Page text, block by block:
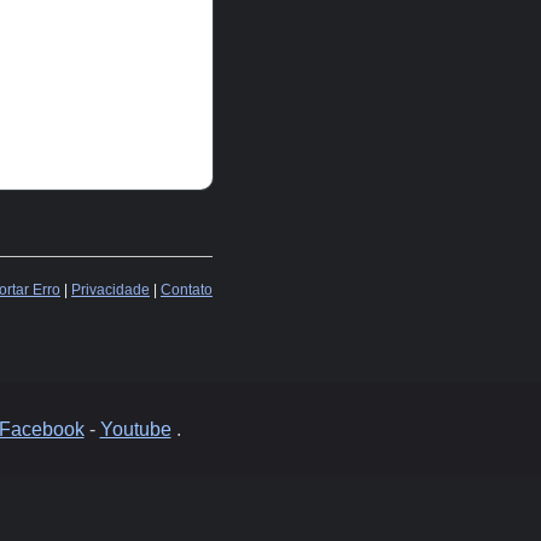
Erro Privacidade Contato
Facebook- Youtube.